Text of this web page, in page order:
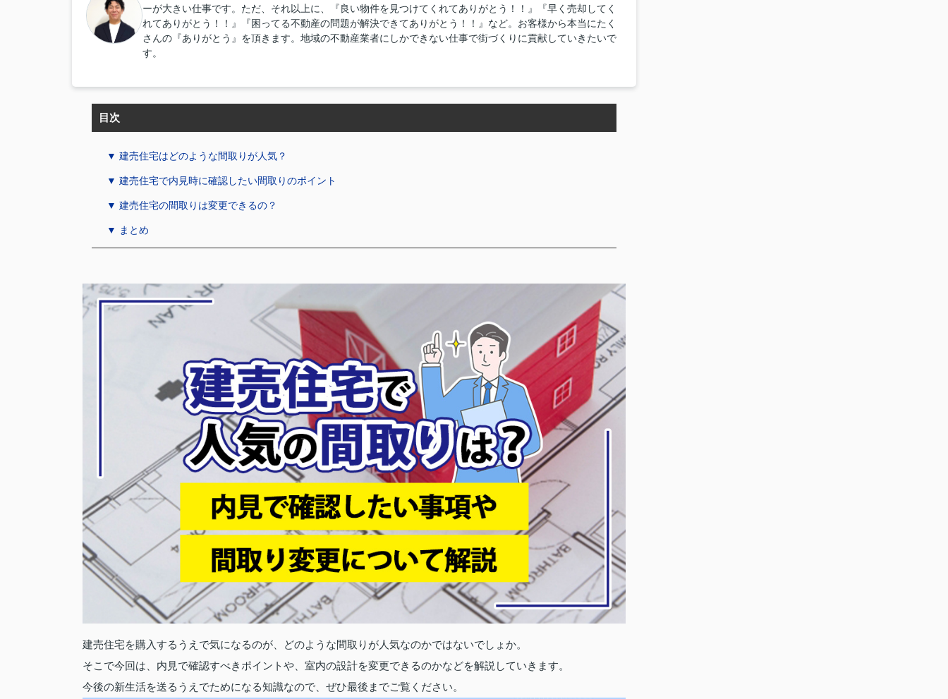
ーが大きい仕事です。ただ、それ以上に、『良い物件を見つけてくれてありがとう！！』『早く売却してく
れてありがとう！！』『困ってる不動産の問題が解決できてありがとう！！』など。お客様から本当にたく
さんの『ありがとう』を頂きます。地域の不動産業者にしかできない仕事で街づくりに貢献していきたいで
す。
目次
▼ 建売住宅はどのような間取りが人気？
▼ 建売住宅で内見時に確認したい間取りのポイント
▼ 建売住宅の間取りは変更できるの？
▼ まとめ
建売住宅を購入するうえで気になるのが、どのような間取りが人気なのかではないでしょか。
そこで今回は、内見で確認すべきポイントや、室内の設計を変更できるのかなどを解説していきます。
今後の新生活を送るうえでためになる知識なので、ぜひ最後までご覧ください。